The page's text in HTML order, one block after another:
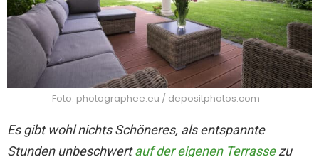
Foto: photographee.eu / depositphotos.com
Es gibt wohl nichts Schöneres, als entspannte
Stunden unbeschwertauf der eigenen Terrassezu